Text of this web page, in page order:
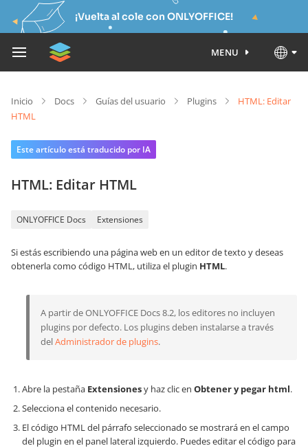
¡Vuelta al cole con ONLYOFFICE!
MENU
Inicio Docs Guías del usuario Plugins
HTML: Editar
HTML
Este artículo está traducido por IA
HTML: Editar HTML
ONLYOFFICE Docs Extensiones
Si estás escribiendo una página web en un editor de texto y deseas
obtenerla como código HTML, utiliza el plugin HTML.
A partir de ONLYOFFICE Docs 8.2, los editores no incluyen
plugins por defecto. Los plugins deben instalarse a través
delAdministrador de plugins.
Abre la pestaña Extensionesy haz clic en Obtener y pegar html.
Selecciona el contenido necesario.
El código HTML del párrafo seleccionado se mostrará en el campo
del plugin en el panel lateral izquierdo. Puedes editar el código para